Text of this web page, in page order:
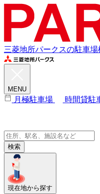
三菱地所パークスの駐車
MENU
月極駐車場 時間貸駐
検索
現在地から探す